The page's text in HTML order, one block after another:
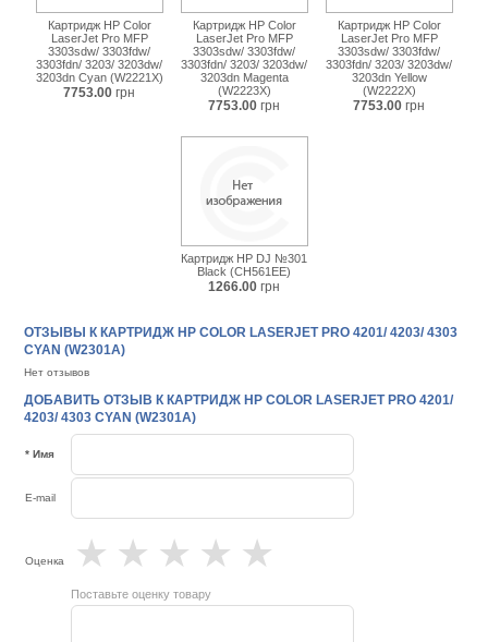
Картридж HP Color
LaserJet Pro MFP
3303sdw/ 3303fdw/
3303fdn/ 3203/ 3203dw/
3203dn Cyan (W2221X)
7753.00 грн
Картридж HP Color
LaserJet Pro MFP
3303sdw/ 3303fdw/
3303fdn/ 3203/ 3203dw/
3203dn Magenta
(W2223X)
7753.00 грн
Картридж HP Color
LaserJet Pro MFP
3303sdw/ 3303fdw/
3303fdn/ 3203/ 3203dw/
3203dn Yellow
(W2222X)
7753.00 грн
Картридж HP DJ №301
Black (CH561EE)
1266.00 грн
ОТЗЫВЫ К КАРТРИДЖ HP COLOR LASERJET PRO 4201/ 4203/ 4303
CYAN (W2301A)
Нет отзывов
ДОБАВИТЬ ОТЗЫВ К КАРТРИДЖ HP COLOR LASERJET PRO 4201/
4203/ 4303 CYAN (W2301A)
* Имя
E-mail
Оценка ★
★
★
★
★
Поставьте оценку товару